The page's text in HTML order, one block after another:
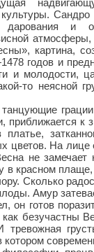
Сандро
дарования и
картина,
годов и
и молодости,
то неясной
танцую­щие
приближается к
цветов. На лице
не за­мечает
в красном
Сколько
Амур
он готов
безучастны